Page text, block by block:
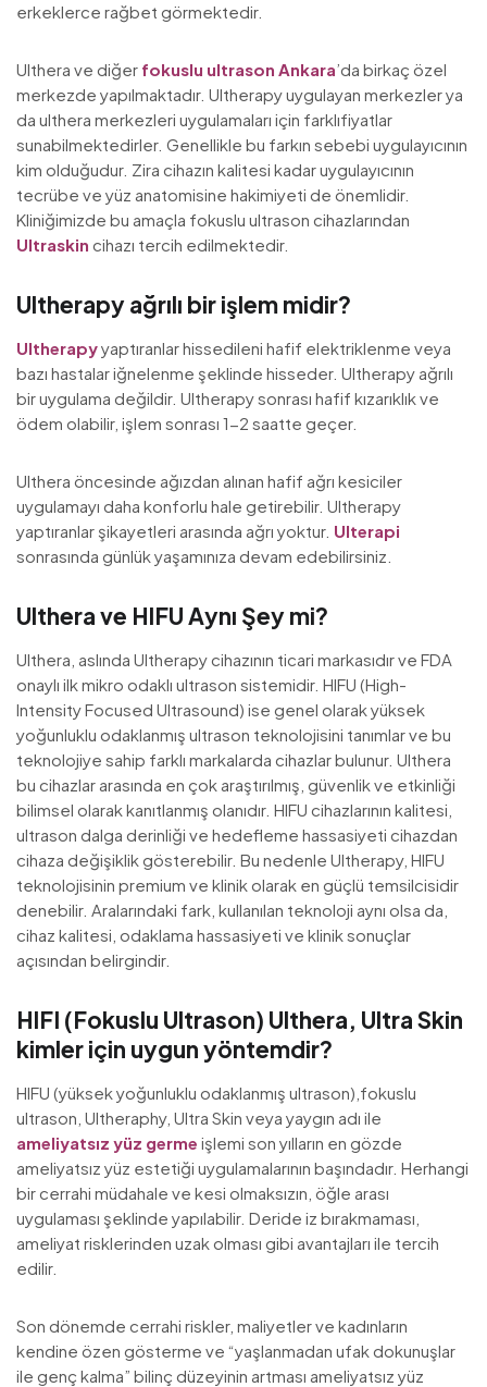
erkeklerce rağbet görmektedir.
Ulthera ve diğer fokuslu ultrason Ankara’da birkaç özel
merkezde yapılmaktadır. Ultherapy uygulayan merkezler ya
da ulthera merkezleri uygulamaları için farklıfiyatlar
sunabilmektedirler. Genellikle bu farkın sebebi uygulayıcının
kim olduğudur. Zira cihazın kalitesi kadar uygulayıcının
tecrübe ve yüz anatomisine hakimiyeti de önemlidir.
Kliniğimizde bu amaçla fokuslu ultrason cihazlarından
Ultraskin cihazı tercih edilmektedir.
Ultherapy ağrılı bir işlem midir?
Ultherapyyaptıranlar hissedileni hafif elektriklenme veya
bazı hastalar iğnelenme şeklinde hisseder. Ultherapy ağrılı
bir uygulama değildir. Ultherapy sonrası hafif kızarıklık ve
ödem olabilir, işlem sonrası 1-2 saatte geçer.
Ulthera öncesinde ağızdan alınan hafif ağrı kesiciler
uygulamayı daha konforlu hale getirebilir. Ultherapy
yaptıranlar şikayetleri arasında ağrı yoktur. Ulterapi
sonrasında günlük yaşamınıza devam edebilirsiniz.
Ulthera ve HIFU Aynı Şey mi?
Ulthera, aslında Ultherapy cihazının ticari markasıdır ve FDA
onaylı ilk mikro odaklı ultrason sistemidir. HIFU (High-
Intensity Focused Ultrasound) ise genel olarak yüksek
yoğunluklu odaklanmış ultrason teknolojisini tanımlar ve bu
teknolojiye sahip farklı markalarda cihazlar bulunur. Ulthera
bu cihazlar arasında en çok araştırılmış, güvenlik ve etkinliği
bilimsel olarak kanıtlanmış olanıdır. HIFU cihazlarının kalitesi,
ultrason dalga derinliği ve hedefleme hassasiyeti cihazdan
cihaza değişiklik gösterebilir. Bu nedenle Ultherapy, HIFU
teknolojisinin premium ve klinik olarak en güçlü temsilcisidir
denebilir. Aralarındaki fark, kullanılan teknoloji aynı olsa da,
cihaz kalitesi, odaklama hassasiyeti ve klinik sonuçlar
açısından belirgindir.
HIFI (Fokuslu Ultrason) Ulthera, Ultra Skin
kimler için uygun yöntemdir?
HIFU (yüksek yoğunluklu odaklanmış ultrason),fokuslu
ultrason, Ultheraphy, Ultra Skin veya yaygın adı ile
ameliyatsız yüz germe işlemi son yılların en gözde
ameliyatsız yüz estetiği uygulamalarının başındadır. Herhangi
bir cerrahi müdahale ve kesi olmaksızın, öğle arası
uygulaması şeklinde yapılabilir. Deride iz bırakmaması,
ameliyat risklerinden uzak olması gibi avantajları ile tercih
edilir.
Son dönemde cerrahi riskler, maliyetler ve kadınların
kendine özen gösterme ve “yaşlanmadan ufak dokunuşlar
ile genç kalma” bilinç düzeyinin artması ameliyatsız yüz